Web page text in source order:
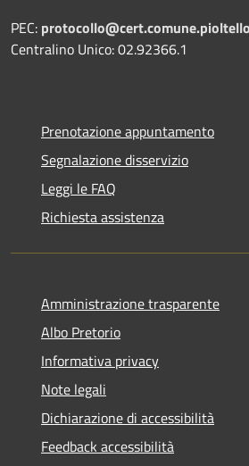
PEC:
Centralino Unico: 02.92366.1
Prenotazione appuntamento
Segnalazione disservizio
Leggi le FAQ
Richiesta assistenza
Amministrazione trasparente
Albo Pretorio
Informativa privacy
Note legali
Dichiarazione di accessibilità
Feedback accessibilità